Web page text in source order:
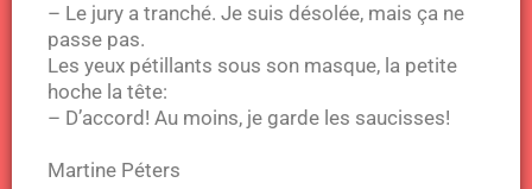
– Le jury a tranché. Je suis désolée, mais ça ne
passe pas.
Les yeux pétillants sous son masque, la petite
hoche la tête:
– D’accord! Au moins, je garde les saucisses!
Martine Péters